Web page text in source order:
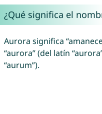
¿Qué significa el
Aurora significa
“aurora” (del latín
“aurum”).